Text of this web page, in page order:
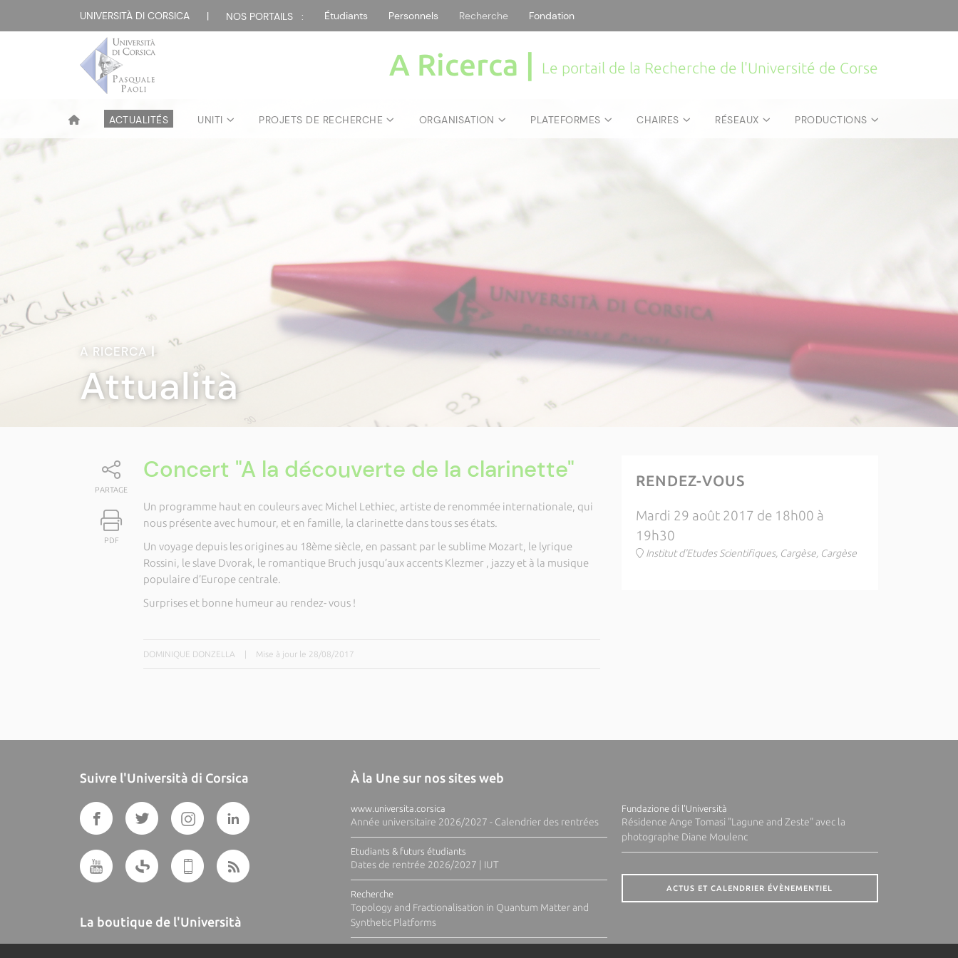
UNIVERSITÀ DI CORSICA | NOS PORTAILS : Étudiants Personnels Recherche Fondation
A Ricerca | Le portail de la Recherche de l'Université de Corse
ACTUALITÉS UNITI PROJETS DE RECHERCHE ORGANISATION PLATEFORMES CHAIRES RÉSEAUX PRODUCTIONS
A RICERCA|
Attualità
PARTAGE
PDF
Concert "A la découverte de la clarinette"
Un programme haut en couleurs avec Michel Lethiec, artiste de renommée internationale, qui
nous présente avec humour, et en famille, la clarinette dans tous ses états.
Un voyage depuis les origines au 18ème siècle, en passant par le sublime Mozart, le lyrique
Rossini, le slave Dvorak, le romantique Bruch jusqu’aux accents Klezmer , jazzy et à la musique
populaire d’Europe centrale.
Surprises et bonne humeur au rendez- vous !
DOMINIQUE DONZELLA Mise à jour le 28/08/2017
RENDEZ-VOUS
Mardi 29 août 2017 de 18h00 à
19h30
Institut d'Etudes Scientifiques, Cargèse, Cargèse
Suivre l'Università di Corsica
La boutique de l'Università
À la Une sur nos sites web
www.universita.corsica
Année universitaire 2026/2027 - Calendrier des rentrées
Etudiants & futurs étudiants
Dates de rentrée 2026/2027 | IUT
Recherche
Topology and Fractionalisation in Quantum Matter and
Synthetic Platforms
Fundazione di l'Università
Résidence Ange Tomasi "Lagune and Zeste" avec la
photographe Diane Moulenc
ACTUS ET CALENDRIER ÉVÈNEMENTIEL